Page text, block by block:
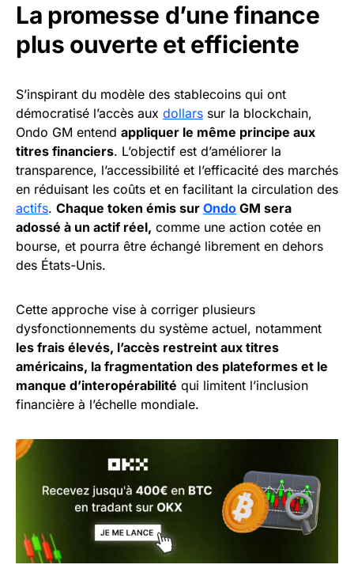
La promesse d’une finance
plus ouverte et efficiente
S’inspirant du modèle des stablecoins qui ont
démocratisé l’accès aux dollars sur la blockchain,
Ondo GM entend appliquer le même principe aux
titres financiers. L’objectif est d’améliorer la
transparence, l’accessibilité et l’efficacité des marchés
en réduisant les coûts et en facilitant la circulation des
actifs. Chaque token émis sur Ondo GM sera
adossé à un actif réel, comme une action cotée en
bourse, et pourra être échangé librement en dehors
des États-Unis.
Cette approche vise à corriger plusieurs
dysfonctionnements du système actuel, notamment
les frais élevés, l’accès restreint aux titres
américains, la fragmentation des plateformes et le
manque d’interopérabilité qui limitent l’inclusion
financière à l’échelle mondiale.